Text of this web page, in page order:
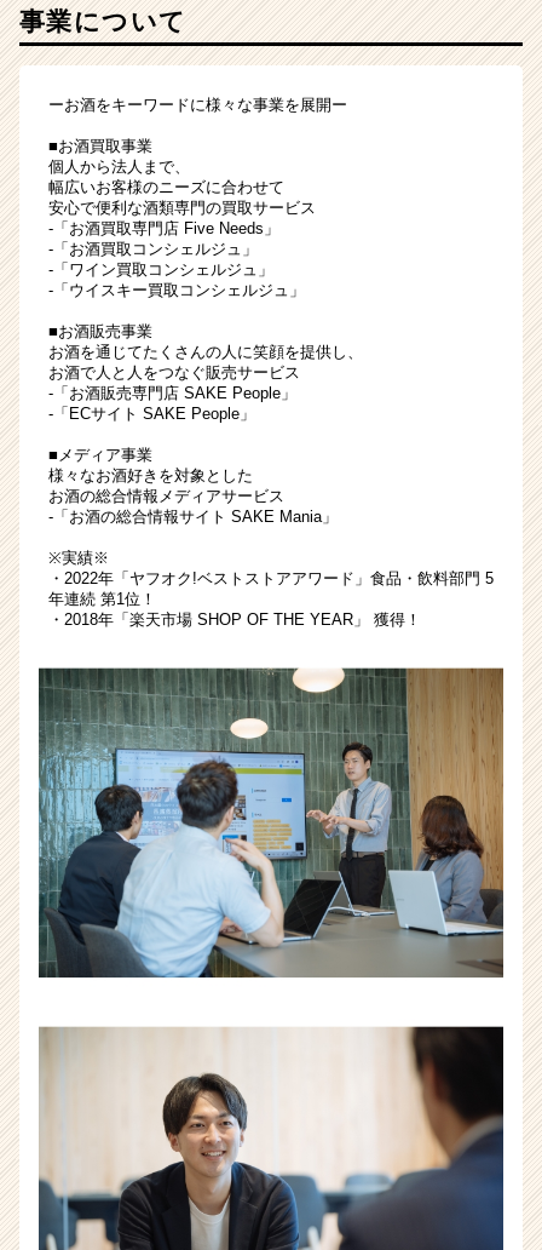
連
1
賞！
酒
×IT
で
自
己
現
の
ワ
ク
を。
ン
長
企
業
か
ら
ス
ト
が
届
イ
ト
チ
ア
キ
ャ
事業について
ーお酒をキーワードに様々な事業を展開ー
■お酒買取事業
個人から法人まで、
幅広いお客様のニーズに合わせて
安心で便利な酒類専門の買取サービス
-「お酒買取専門店 Five Needs」
-「お酒買取コンシェルジュ」
-「ワイン買取コンシェルジュ」
-「ウイスキー買取コンシェルジュ」
■お酒販売事業
お酒を通じてたくさんの人に笑顔を提供し、
お酒で人と人をつなぐ販売サービス
-「お酒販売専門店 SAKE People」
-「ECサイト SAKE People」
■メディア事業
様々なお酒好きを対象とした
お酒の総合情報メディアサービス
-「お酒の総合情報サイト SAKE Mania」
※実績※
・2022年「ヤフオク!ベストストアアワード」食品・飲料部門 5
年連続 第1位！
・2018年「楽天市場 SHOP OF THE YEAR」 獲得！